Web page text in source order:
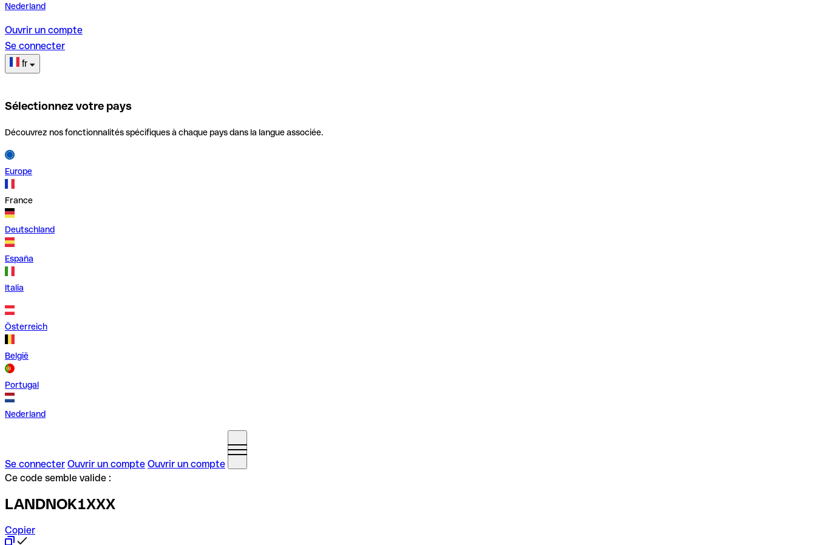
Nederland
Ouvrir un compte
Se connecter
fr
Sélectionnez votre pays
Découvrez nos fonctionnalités spécifiques à chaque pays dans la langue associée.
Europe
France
Deutschland
España
Italia
Österreich
België
Portugal
Nederland
Se connecter Ouvrir un compte Ouvrir un compte
Ce code semble valide :
LANDNOK1XXX
Copier